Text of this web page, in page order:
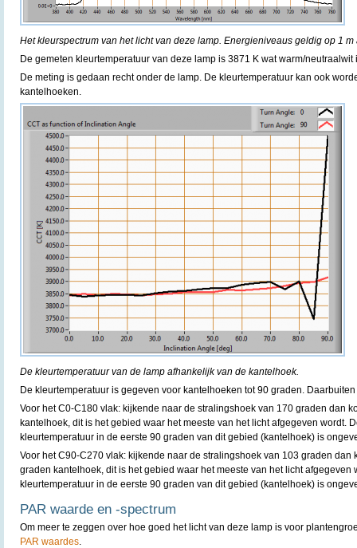
Het kleurspectrum van het licht van deze lamp. Energieniveaus geldig op 1 m
De gemeten kleurtemperatuur van deze lamp is 3871 K wat warm/neutraalwit
De meting is gedaan recht onder de lamp. De kleurtemperatuur kan ook
kantelhoeken.
De kleurtemperatuur van de lamp afhankelijk van de kantelhoek.
De kleurtemperatuur is gegeven voor kantelhoeken tot 90 graden.
Voor het C0-C180 vlak: kijkende naar de stralingshoek van 170 graden dan
kantelhoek, dit is het gebied waar het meeste van het licht afgegeven wordt.
kleurtemperatuur in de eerste 90 graden van dit gebied (kantelhoek) is
Voor het C90-C270 vlak: kijkende naar de stralingshoek van 103 graden dan
graden kantelhoek, dit is het gebied waar het meeste van het licht afgegeven
kleurtemperatuur in de eerste 90 graden van dit gebied (kantelhoek) is
PAR waarde en -spectrum
Om meer te zeggen over hoe goed het licht van deze lamp is voor
PAR waardes.